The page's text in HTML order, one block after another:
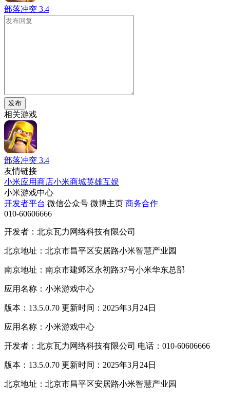
部落冲突 3.4
发布
相关游戏
部落冲突 3.4
友情链接
小米应用商店小米商城英雄互娱
小米游戏中心
开发者平台 微信公众号 微博主页 商务合作
010-60606666
开发者：北京瓦力网络科技有限公司
北京地址：北京市昌平区安居路小米智慧产业园
南京地址：南京市建邺区永初路37号小米华东总部
应用名称：小米游戏中心
版本：13.5.0.70 更新时间：2025年3月24日
应用名称：小米游戏中心
开发者：北京瓦力网络科技有限公司 电话：010-60606666
版本：13.5.0.70 更新时间：2025年3月24日
北京地址：北京市昌平区安居路小米智慧产业园